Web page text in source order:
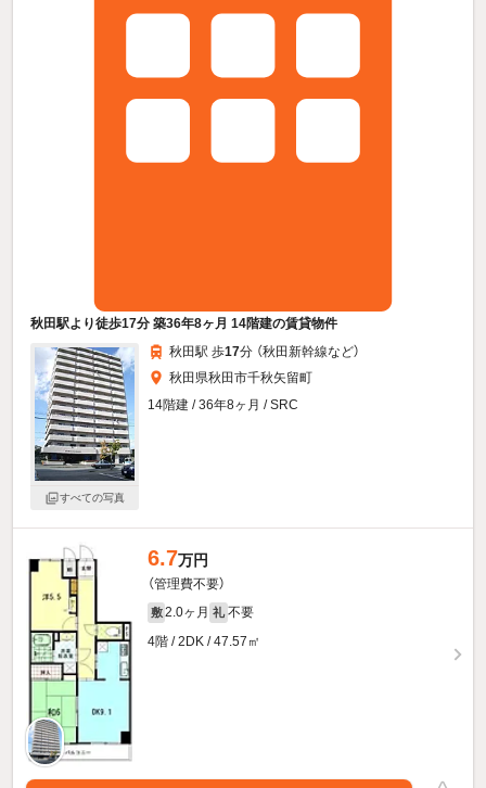
秋田駅より徒歩17分 築36年8ヶ月 14階建の賃貸物件
すべての写真
秋田駅 歩17分 （秋田新幹線など）
秋田県秋田市千秋矢留町
14階建 / 36年8ヶ月 / SRC
6.7万円
（管理費不要）
敷 2.0ヶ月 礼 不要
4階 / 2DK / 47.57㎡